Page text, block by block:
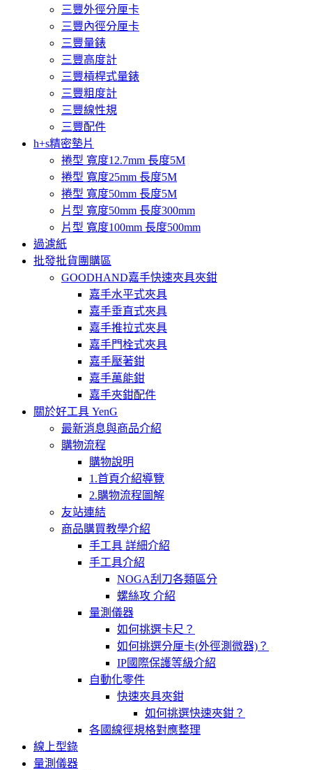
三豐外徑分厘卡
三豐內徑分厘卡
三豐量錶
三豐高度計
三豐槓桿式量錶
三豐粗度計
三豐線性規
三豐配件
h+s精密墊片
捲型 寬度12.7mm 長度5M
捲型 寬度25mm 長度5M
捲型 寬度50mm 長度5M
片型 寬度50mm 長度300mm
片型 寬度100mm 長度500mm
過濾紙
批發批貨團購區
GOODHAND嘉手快速夾具夾鉗
嘉手水平式夾具
嘉手垂直式夾具
嘉手推拉式夾具
嘉手門栓式夾具
嘉手壓著鉗
嘉手萬能鉗
嘉手夾鉗配件
關於好工具 YenG
最新消息與商品介紹
購物流程
購物說明
1.首頁介紹導覽
2.購物流程圖解
友站連結
商品購買教學介紹
手工具 詳細介紹
手工具介紹
NOGA刮刀各類區分
螺絲攻 介紹
量測儀器
如何挑選卡尺？
如何挑選分厘卡(外徑測微器)？
IP國際保護等級介紹
自動化零件
快速夾具夾鉗
如何挑選快速夾鉗？
各國線徑規格對應整理
線上型錄
量測儀器